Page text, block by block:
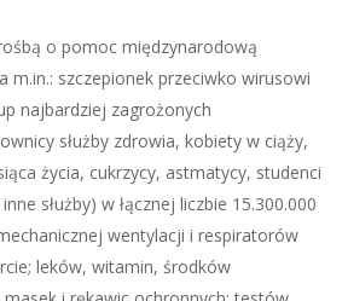
o pomoc międzynarodową
m.in.: szczepionek przeciwko wirusowi
najbardziej zagrożonych
służby zdrowia, kobiety w ciąży,
życia, cukrzycy, astmatycy, studenci
służby) w łącznej liczbie 15.300.000
wentylacji i respiratorów
leków, witamin, środków